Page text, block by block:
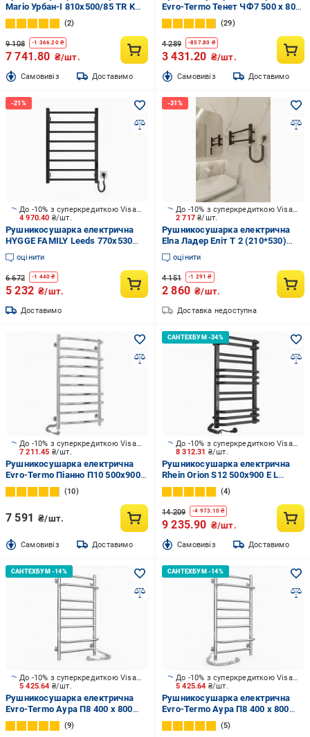
Mario Урбан-I 810x500/85 TR K
2.0 (2.3.8300.10.Р)
2
9 108 -1 366.20₴
7 741.80 ₴/шт.
Cамовивіз Доставимо
Evro-Termo Тенет ЧФ7 500 х 800
Е П S3
29
4 289 -857.80 ₴
3 431.20 ₴/шт.
Cамовивіз Доставимо
4 970.40 ₴/шт.
До -10% з суперкредиткою Visa Вигода
Рушникосушарка електрична
HYGGE FAMILY Leeds 770x530
чорний мат
оцінити
6 672 -1 440 ₴
5 232 ₴/шт.
Доставимо
2 717₴/шт.
До -10% з суперкредиткою Visa Вигода
Рушникосушарка електрична
Elna Ладер Еліт Т 2 (210*530)
чорна з діммером t new
оцінити
4 151 -1 291 ₴
2 860 ₴/шт.
Доставка недоступна
7 211.45 ₴/шт.
До -10% з суперкредиткою Visa Вигода
Рушникосушарка електрична
Evro-Termo Піанно П10 500х900
Л П S3
10
7 591 ₴/шт.
Cамовивіз Доставимо
8 312.31 ₴/шт.
До -10% з суперкредиткою Visa Вигода
Рушникосушарка електрична
Rhein Orion S12 500х900 E L
PE/MAT RAL9005 320W
4
14 209 -4 973.10₴
9 235.90 ₴/шт.
Cамовивіз Доставимо
5 425.64 ₴/шт.
До -10% з суперкредиткою Visa Вигода
Рушникосушарка електрична
Evro-Termo Аура П8 400 х 800
Електро П.П. S3
9
5 425.64 ₴/шт.
До -10% з суперкредиткою Visa Вигода
Рушникосушарка електрична
Evro-Termo Аура П8 400 х 800
Електро Л.П. S3
5